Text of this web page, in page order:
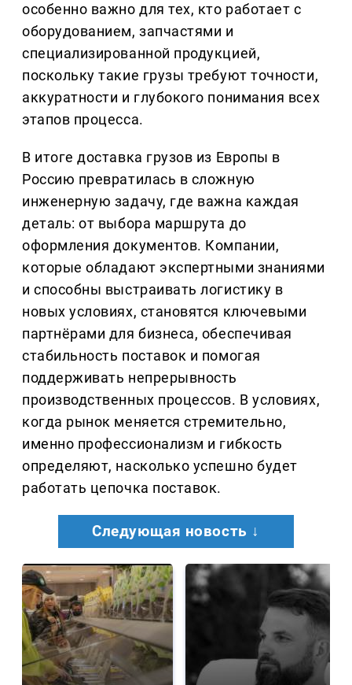
особенно важно для тех, кто работает с
оборудованием, запчастями и
специализированной продукцией,
поскольку такие грузы требуют точности,
аккуратности и глубокого понимания всех
этапов процесса.
В итоге доставка грузов из Европы в
Россию превратилась в сложную
инженерную задачу, где важна каждая
деталь: от выбора маршрута до
оформления документов. Компании,
которые обладают экспертными знаниями
и способны выстраивать логистику в
новых условиях, становятся ключевыми
партнёрами для бизнеса, обеспечивая
стабильность поставок и помогая
поддерживать непрерывность
производственных процессов. В условиях,
когда рынок меняется стремительно,
именно профессионализм и гибкость
определяют, насколько успешно будет
работать цепочка поставок.
Следующая новость ↓